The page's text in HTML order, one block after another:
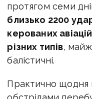
протягом семи
близько 2200
керованих
різних типів,
балістичні.
Практично щодня